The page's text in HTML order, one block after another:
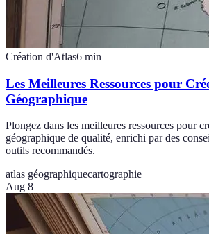
Création d'Atlas6 min
Les Meilleures Ressources pour
Géographique
Plongez dans les meilleures ressources pour
géographique de qualité, enrichi par des
outils recommandés.
atlas géographiquecartographie
Aug 8